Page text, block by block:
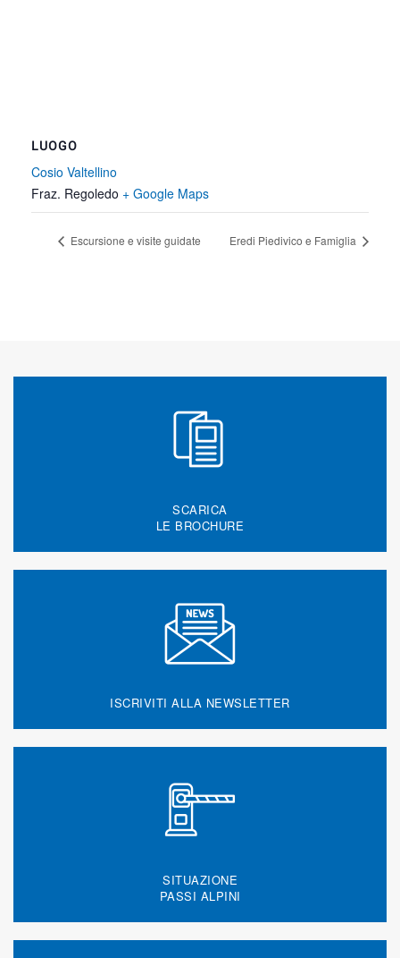
LUOGO
Cosio Valtellino
Fraz. Regoledo + Google Maps
Escursione e visite guidate Eredi Piedivico e Famiglia
SCARICA
LE BROCHURE
ISCRIVITI ALLA NEWSLETTER
SITUAZIONE
PASSI ALPINI